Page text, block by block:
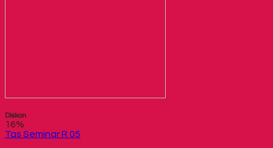
Diskon
16%
Tas Seminar R 05